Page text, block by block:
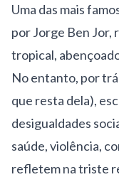
Uma das mais
por Jorge Ben Jor,
tropical,
No entanto, por
que resta dela),
desigualdades
saúde, violência,
refletem na triste